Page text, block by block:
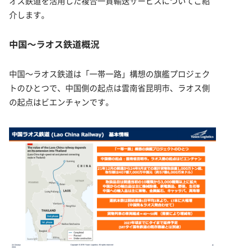
介します。
中国～ラオス鉄道概況
中国～ラオス鉄道は「一帯一路」構想の旗艦プロジェク
トのひとつで、中国側の起点は雲南省昆明市、ラオス側
の起点はビエンチャンです。